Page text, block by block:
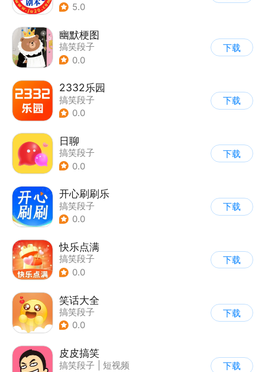
5.0
幽默梗图
搞笑段子
0.0
下载
2332乐园
搞笑段子
0.0
下载
日聊
搞笑段子
0.0
下载
开心刷刷乐
搞笑段子
0.0
下载
快乐点满
搞笑段子
0.0
下载
笑话大全
搞笑段子
0.0
下载
皮皮搞笑
搞笑段子
短视频
下载